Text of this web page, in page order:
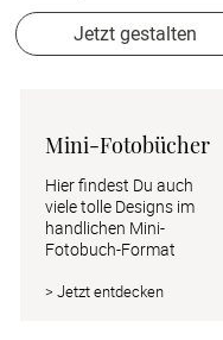
Jetzt gestalten
Mini-Fotobücher
Hier findest Du auch
viele tolle Designs im
handlichen Mini-
Fotobuch-Format
> Jetzt entdecken